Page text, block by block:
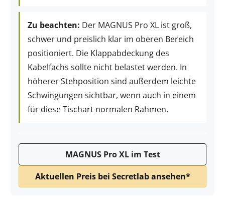
Zu beachten: Der MAGNUS Pro XL ist groß,
schwer und preislich klar im oberen Bereich
positioniert. Die Klappabdeckung des
Kabelfachs sollte nicht belastet werden. In
höherer Stehposition sind außerdem leichte
Schwingungen sichtbar, wenn auch in einem
für diese Tischart normalen Rahmen.
MAGNUS Pro XL im Test
Aktuellen Preis bei Secretlab ansehen*